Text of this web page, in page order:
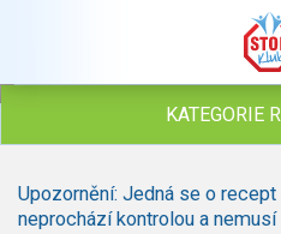
KATEGORIE
Polévky
Upozornění: Jedná se o
neprochází kontrolou a